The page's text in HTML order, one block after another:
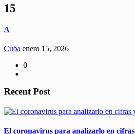
15
A
Cuba enero 15, 2026
0
Recent Post
El coronavirus para analizarlo en cifras